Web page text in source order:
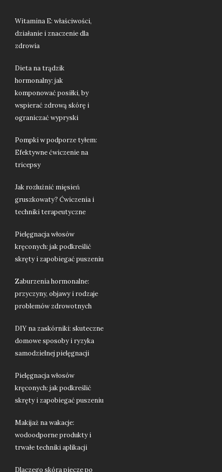
Witamina E: właściwości,
działanie i znaczenie dla
zdrowia
Dieta na trądzik
hormonalny: jak
komponować posiłki, by
wspierać zdrową skórę i
ograniczać wypryski
Pompki w podporze tyłem:
Efektywne ćwiczenie na
tricepsy
Jak rozluźnić mięsień
gruszkowaty? Ćwiczenia i
techniki terapeutyczne
Pielęgnacja włosów
kręconych: jak podkreślić
skręty i zapobiegać puszeniu
Zaburzenia hormonalne:
przyczyny, objawy i rodzaje
problemów zdrowotnych
DIY na zaskórniki: skuteczne
domowe sposoby i ryzyka
samodzielnej pielęgnacji
Pielęgnacja włosów
kręconych: jak podkreślić
skręty i zapobiegać puszeniu
Makijaż na wakacje:
wodoodporne produkty i
trwałe techniki aplikacji
Dlaczego skóra piecze po